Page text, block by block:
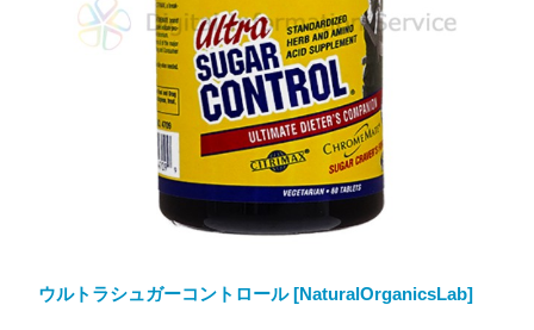
ウルトラシュガーコントロール [NaturalOrganicsLab]